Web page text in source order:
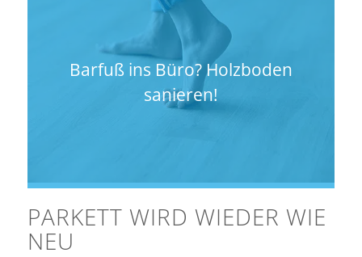
Barfuß ins Büro? Holzboden
sanieren!
PARKETT WIRD WIEDER WIE
NEU